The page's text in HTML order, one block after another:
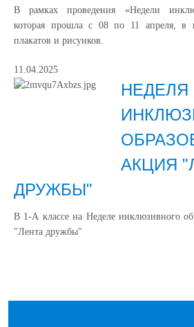
В рамках проведения «Недели
которая прошла с 08 по 11 апреля, в
плакатов и рисунков.
11.04.2025
НЕДЕЛЯ
АКЦИЯ
ДРУЖБЫ"
В 1-А классе на Неделе инклюзивного
"Лента дружбы"